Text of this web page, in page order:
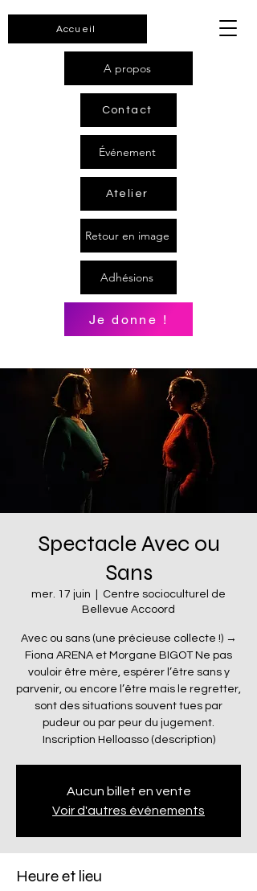
Accueil
A propos
Contact
Événement
Atelier
Retour en image
Adhésions
Je donne !
Spectacle Avec ou
Sans
mer. 17 juin
Centre socioculturel de
Bellevue Accoord
Avec ou sans (une précieuse collecte !) →
Fiona ARENA et Morgane BIGOT Ne pas
vouloir être mère, espérer l’être sans y
parvenir, ou encore l’être mais le regretter,
sont des situations souvent tues par
pudeur ou par peur du jugement.
Inscription Helloasso (description)
Aucun billet en vente
Voir d'autres événements
Heure et lieu